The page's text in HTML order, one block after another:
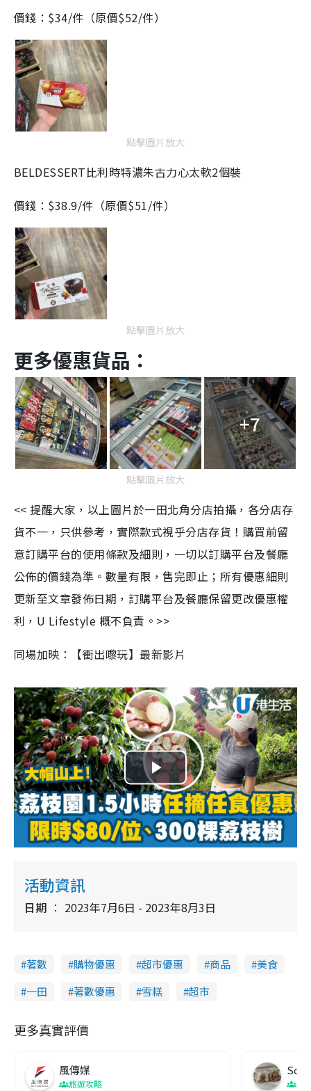
價錢：$34/件（原價$52/件）
點擊圖片放大
BELDESSERT比利時特濃朱古力心太軟2個裝
價錢：$38.9/件（原價$51/件）
點擊圖片放大
更多優惠貨品：
+7
點擊圖片放大
<< 提醒大家，以上圖片於一田北角分店拍攝，各分店存
貨不一，只供參考，實際款式視乎分店存貨！購買前留
意訂購平台的使用條款及細則，一切以訂購平台及餐廳
公佈的價錢為準。數量有限，售完即止；所有優惠細則
更新至文章發佈日期，訂購平台及餐廳保留更改優惠權
利，U Lifestyle 概不負責。>>
同場加映：【衝出嚟玩】最新影片
P
l
a
V
d
e
活動資訊
日期 2023年7月6日 - 2023年8月3日
著數 購物優惠 超市優惠 商品
美食
一田
著數優惠 雪糕 超市
更多真實評價
風傳媒
旅遊攻略
Soul